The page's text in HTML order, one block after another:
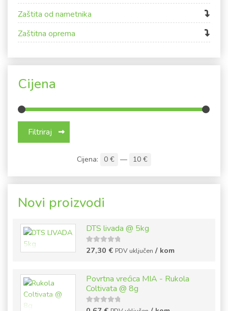
Zaštita od nametnika
Zaštitna oprema
Cijena
Filtriraj
Cijena: 0 € — 10 €
Novi proizvodi
DTS livada @ 5kg
5out of
5
27,30€ PDV uključen / kom
Povrtna vrećica MIA - Rukola
Coltivata @ 8g
5 out of